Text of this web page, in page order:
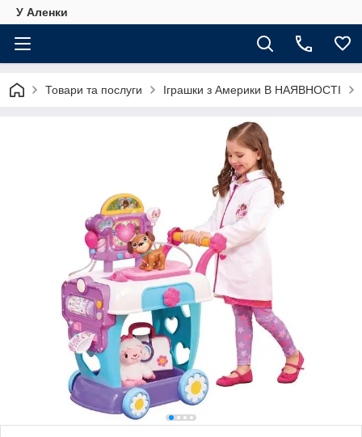
У Аленки
Товари та послуги Іграшки з Америки В НАЯВНОСТІ